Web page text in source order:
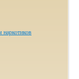
наркотиков